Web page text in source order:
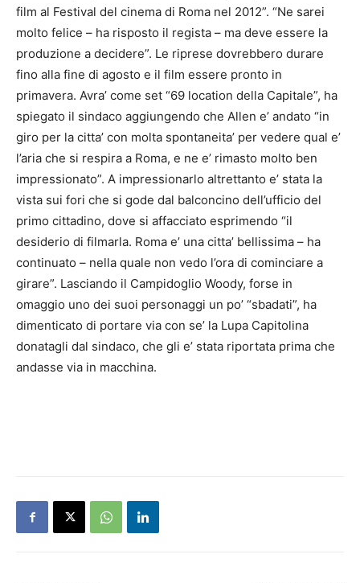
film al Festival del cinema di Roma nel 2012”. “Ne sarei
molto felice – ha risposto il regista – ma deve essere la
produzione a decidere”. Le riprese dovrebbero durare
fino alla fine di agosto e il film essere pronto in
primavera. Avra’ come set “69 location della Capitale”, ha
spiegato il sindaco aggiungendo che Allen e’ andato “in
giro per la citta’ con molta spontaneita’ per vedere qual e’
l’aria che si respira a Roma, e ne e’ rimasto molto ben
impressionato”. A impressionarlo altrettanto e’ stata la
vista sui fori che si gode dal balconcino dell’ufficio del
primo cittadino, dove si affacciato esprimendo “il
desiderio di filmarla. Roma e’ una citta’ bellissima – ha
continuato – nella quale non vedo l’ora di cominciare a
girare”. Lasciando il Campidoglio Woody, forse in
omaggio uno dei suoi personaggi un po’ “sbadati”, ha
dimenticato di portare via con se’ la Lupa Capitolina
donatagli dal sindaco, che gli e’ stata riportata prima che
andasse via in macchina.